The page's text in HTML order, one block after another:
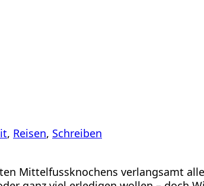
, Reisen, Schreiben
Mittelfussknochens verlangsamt